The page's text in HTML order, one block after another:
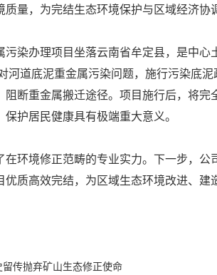
量，为完结生态环境保护与区域经济协
办理项目坐落云南省牟定县，是中心
河道底泥重金属污染问题，施行污染底
阻断重金属搬迁途径。项目施行后，将
护居民健康具有极端重大意义。
境修正范畴的专业实力。下一步，公
质高效完结，为区域生态环境改进、建
留传抛弃矿山生态修正使命